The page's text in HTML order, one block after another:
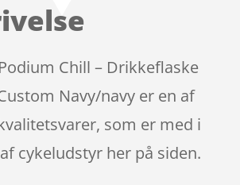
Chill – Drikkeflaske
Navy/navy er en af
som er med i
cykeludstyr her på siden.